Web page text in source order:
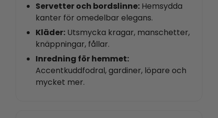
Servetter och bordslinne: Hemsydda
kanter för omedelbar elegans.
Kläder: Utsmycka kragar, manschetter,
knäppningar, fållar.
Inredning för hemmet:
Accentkuddfodral, gardiner, löpare och
mycket mer.